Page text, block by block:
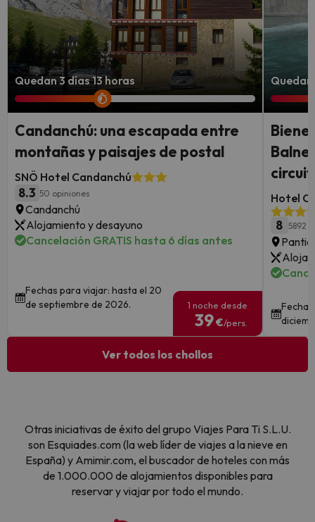
Quedan 3 días 13 horas
Candanchú: una escapada entre
montañas y paisajes de postal
SNÖ Hotel Candanchú
8.3 50 opiniones
Candanchú
Alojamiento y desayuno
Cancelación GRATIS hasta 6 días antes
Fechas para viajar: hasta el 20
de septiembre de 2026.
1 noche desde
39€/pers.
Quedan
Hotel
8 5892
Ver todos los chollos
Otras iniciativas de éxito del grupo Viajes Para Ti S.L.U.
son Esquiades.com (la web líder de viajes a la nieve en
España) y Amimir.com, el buscador de hoteles con más
de 1.000.000 de alojamientos disponibles para
reservar y viajar por todo el mundo.